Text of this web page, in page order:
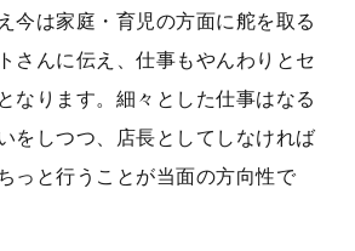
今は家庭・育児の方面に舵を取る
さんに伝え、仕事もやんわりとセ
なります。細々とした仕事はなる
をしつつ、店長としてしなければ
っと行うことが当面の方向性で